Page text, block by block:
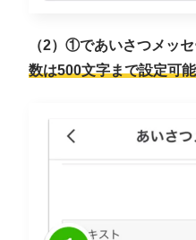
（2）①であいさつメッ
数は500文字まで設定可